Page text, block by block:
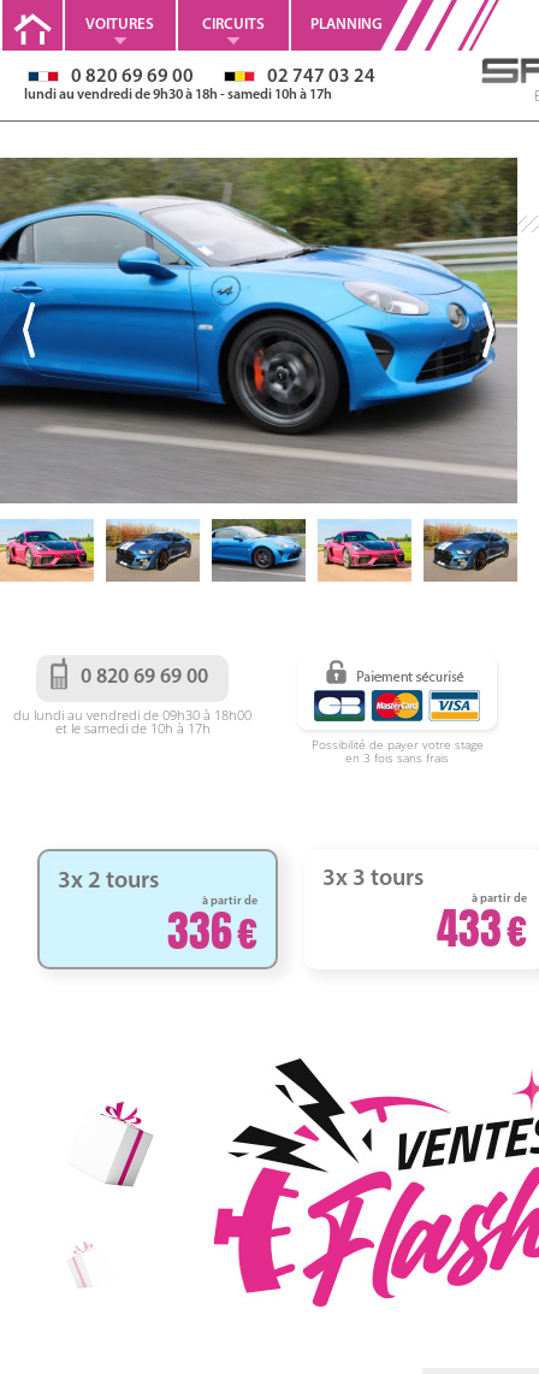
VOITURES CIRCUITS PLANNING
0 820 69 69 00 02 747 03 24
lundi au vendredi de 9h30 à 18h - samedi 10h à 17h
0 820 69 69 00
du lundi au vendredi de 09h30 à 18h00
et le samedi de 10h à 17h
Possibilité de payer votre stage
en 3 fois sans frais
3x 2 tours
à partir de
336
3x 3 tours
à partir de
433